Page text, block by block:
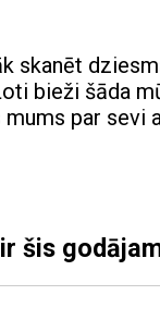
skanēt
bieži šāda
par sevi
šis